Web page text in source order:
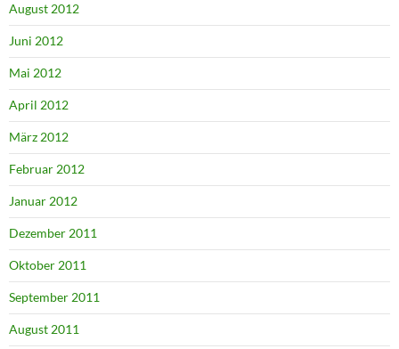
August 2012
Juni 2012
Mai 2012
April 2012
März 2012
Februar 2012
Januar 2012
Dezember 2011
Oktober 2011
September 2011
August 2011